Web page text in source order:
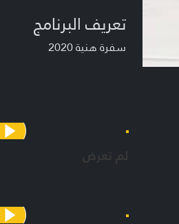
تعريف البرنامج
سفرة هنية 2020
لم تعرض